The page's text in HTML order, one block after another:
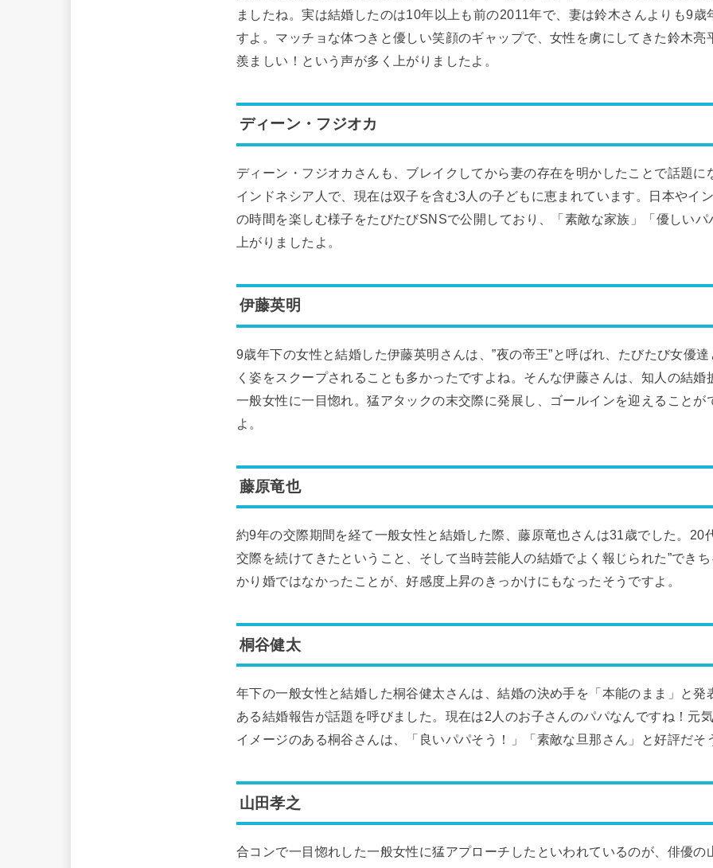
ましたね。実は結婚したのは10年以上も前の2011年で、妻は鈴木さんよりも9歳
すよ。マッチョな体つきと優しい笑顔のギャップで、女性を虜にしてきた鈴木亮
羨ましい！という声が多く上がりましたよ。
ディーン・フジオカ
ディーン・フジオカさんも、ブレイクしてから妻の存在を明かしたことで話題に
インドネシア人で、現在は双子を含む3人の子どもに恵まれています。日本やイ
の時間を楽しむ様子をたびたびSNSで公開しており、「素敵な家族」「優しいパ
上がりましたよ。
伊藤英明
9歳年下の女性と結婚した伊藤英明さんは、”夜の帝王”と呼ばれ、たびたび女優
く姿をスクープされることも多かったですよね。そんな伊藤さんは、知人の結婚
一般女性に一目惚れ。猛アタックの末交際に発展し、ゴールインを迎えることが
よ。
藤原竜也
約9年の交際期間を経て一般女性と結婚した際、藤原竜也さんは31歳でした。20
交際を続けてきたということ、そして当時芸能人の結婚でよく報じられた”でき
かり婚ではなかったことが、好感度上昇のきっかけにもなったそうですよ。
桐谷健太
年下の一般女性と結婚した桐谷健太さんは、結婚の決め手を「本能のまま」と発
ある結婚報告が話題を呼びました。現在は2人のお子さんのパパなんですね！元
イメージのある桐谷さんは、「良いパパそう！」「素敵な旦那さん」と好評だそ
山田孝之
合コンで一目惚れした一般女性に猛アプローチしたといわれているのが、俳優の